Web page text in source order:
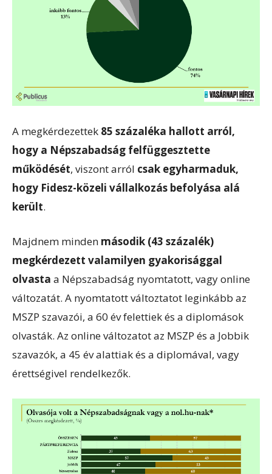
A megkérdezettek 85 százaléka hallott arról,
hogy a Népszabadság felfüggesztette
működését, viszont arról csak egyharmaduk,
hogy Fidesz-közeli vállalkozás befolyása alá
került.
Majdnem minden második (43 százalék)
megkérdezett valamilyen gyakorisággal
olvasta a Népszabadság nyomtatott, vagy online
változatát. A nyomtatott változtatot leginkább az
MSZP szavazói, a 60 év felettiek és a diplomások
olvasták. Az online változatot az MSZP és a Jobbik
szavazók, a 45 év alattiak és a diplomával, vagy
érettségivel rendelkezők.